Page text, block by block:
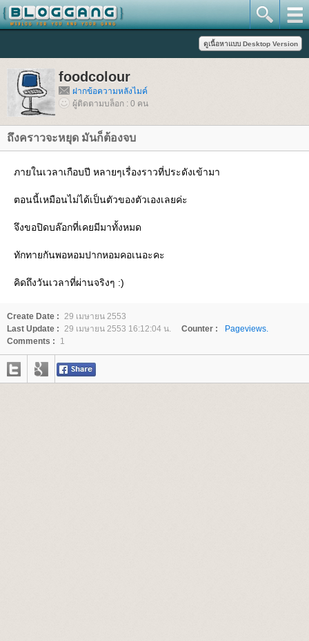
foodcolour
ฝากข้อความหลังไมค์
ผู้ติดตามบล็อก : 0 คน
ถึงคราวจะหยุด มันก็ต้องจบ
ภายในเวลาเกือบปี หลายๆเรื่องราวที่ประดังเข้ามา
ตอนนี้เหมือนไม่ได้เป็นตัวของตัวเองเลยค่ะ
จึงขอปิดบล๊อกที่เคยมีมาทั้งหมด
ทักทายกันพอหอมปากหอมคอเนอะคะ
คิดถึงวันเวลาที่ผ่านจริงๆ :)
Create Date : 29 เมษายน 2553
Last Update : 29 เมษายน 2553 16:12:04 น. Counter :
Pageviews.
Comments :
1